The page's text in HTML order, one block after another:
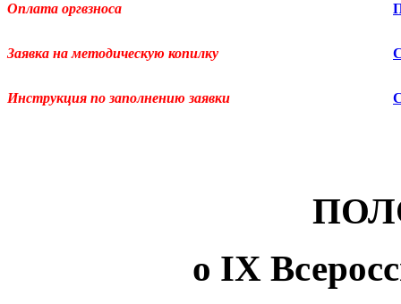
Оплата оргвзноса
Заявка на методическую копилку
Инструкция по заполнению заявки
о IX